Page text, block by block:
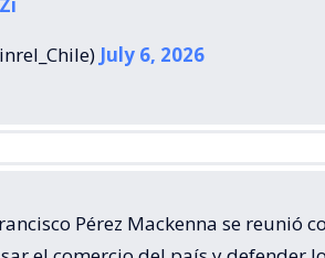
July 6, 2026
Pérez Mackenna se reunió